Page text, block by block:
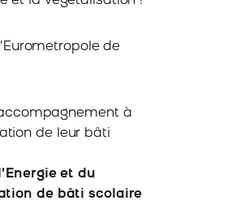
de
à
de leur bâti
et du
de bâti scolaire